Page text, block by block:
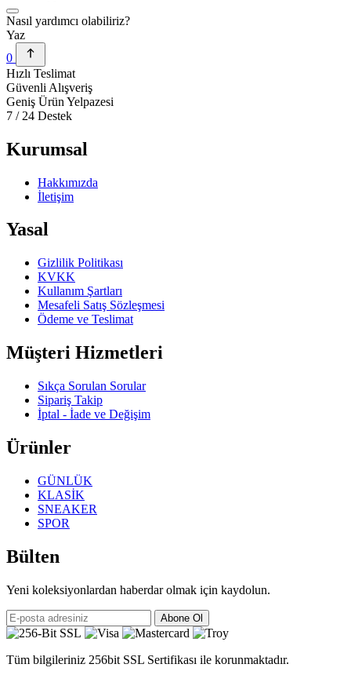
Nasıl yardımcı olabiliriz?
Yaz
0
Hızlı Teslimat
Güvenli Alışveriş
Geniş Ürün Yelpazesi
7 / 24 Destek
Kurumsal
Hakkımızda
İletişim
Yasal
Gizlilik Politikası
KVKK
Kullanım Şartları
Mesafeli Satış Sözleşmesi
Ödeme ve Teslimat
Müşteri Hizmetleri
Sıkça Sorulan Sorular
Sipariş Takip
İptal - İade ve Değişim
Ürünler
GÜNLÜK
KLASİK
SNEAKER
SPOR
Bülten
Yeni koleksiyonlardan haberdar olmak için kaydolun.
Abone Ol
Tüm bilgileriniz 256bit SSL Sertifikası ile korunmaktadır.